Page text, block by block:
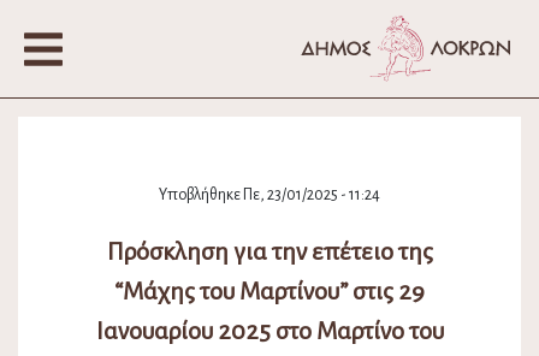
Υποβλήθηκε Πε, 23/01/2025 - 11:24
Πρόσκληση για την επέτειο της
“Μάχης του Μαρτίνου” στις 29
Ιανουαρίου 2025 στο Μαρτίνο του